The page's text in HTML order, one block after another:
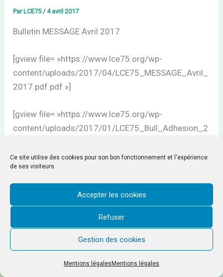
Ce site utilise des cookies pour son bon fonctionnement et l'expérience
de ses visiteurs
Accepter les cookies
Refuser
Gestion des cookies
Mentions légales Mentions légales
Par LCE75 /4 avril 2017
Bulletin MESSAGE Avril 2017
[gview file= »https://www.lce75.org/wp-
content/uploads/2017/04/LCE75_MESSAGE_Avril_
2017.pdf.pdf »]
[gview file= »https://www.lce75.org/wp-
content/uploads/2017/01/LCE75_Bull_Adhesion_2
PRÉCÉDENT SUIVANT
Copyright © 2026 Lourdes Cancer Espérance Paris |lce75.org